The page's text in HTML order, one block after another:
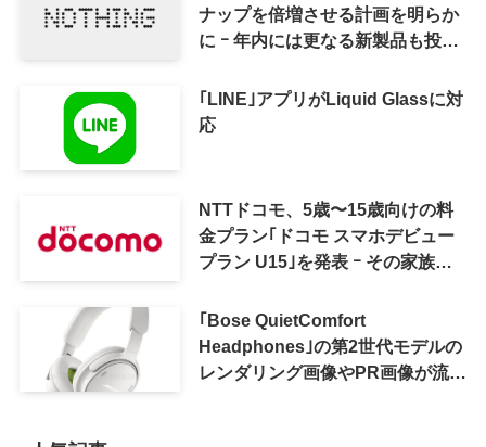
ナップを倍増させる計画を明らか
に ｰ 年内には更なる新製品も投入
｢LINE｣アプリがLiquid Glassに対
応
NTTドコモ、5歳〜15歳向けの料
金プラン｢ドコモ スマホデビュー
プラン U15｣を発表 ｰ その家族が
｢Bose QuietComfort
Headphones｣の第2世代モデルの
レンダリング画像やPR画像が流出